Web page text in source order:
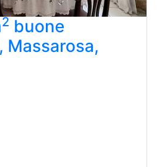
2 buone
Massarosa,